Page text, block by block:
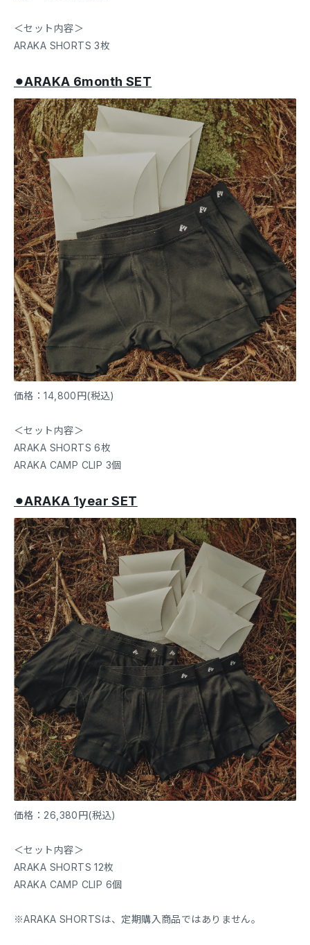
＜セット内容＞
ARAKA SHORTS 3枚
⚫︎ARAKA 6month SET
価格：14,800円(税込)
＜セット内容＞
ARAKA SHORTS 6枚
ARAKA CAMP CLIP 3個
⚫︎ARAKA 1year SET
価格：26,380円(税込)
＜セット内容＞
ARAKA SHORTS 12枚
ARAKA CAMP CLIP 6個
※ARAKA SHORTSは、定期購入商品ではありません。